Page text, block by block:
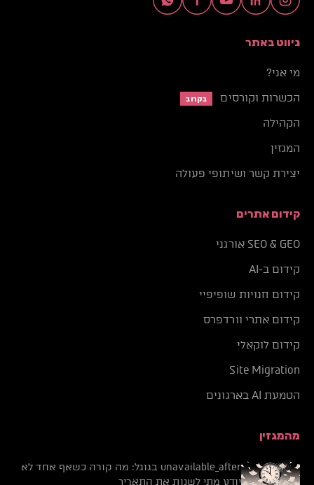
ניווט באתר
מי אני?
הכשרות וקורסים
בקרוב
הקהילה
המגזין
יצירת קשר ושיתופי פעולה
קידום אתרים
SEO & GEO אורגני
קידום ב-AI
קידום חנויות שופיפיי
קידום אתרי וורדפרס
קידום לוקאלי
Site Migration
הטמעת AI בארגונים
מהמגזין
unavailable_after בגוגל: מה קורה כשאף אחד לא
יודע מתי לשנות את התאריך